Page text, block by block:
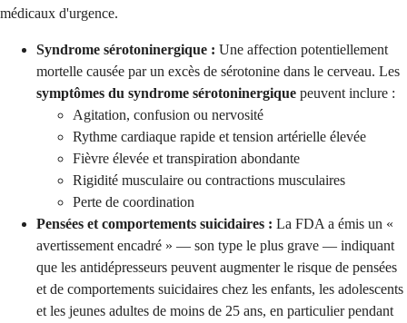
médicaux d'urgence.
Syndrome sérotoninergique : Une affection potentiellement
mortelle causée par un excès de sérotonine dans le cerveau. Les
symptômes du syndrome sérotoninergique peuvent inclure :
Agitation, confusion ou nervosité
Rythme cardiaque rapide et tension artérielle élevée
Fièvre élevée et transpiration abondante
Rigidité musculaire ou contractions musculaires
Perte de coordination
Pensées et comportements suicidaires : La FDA a émis un «
avertissement encadré » — son type le plus grave — indiquant
que les antidépresseurs peuvent augmenter le risque de pensées
et de comportements suicidaires chez les enfants, les adolescents
et les jeunes adultes de moins de 25 ans, en particulier pendant